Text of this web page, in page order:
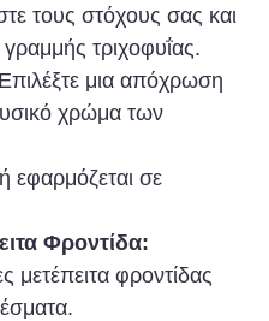
τους στόχους σας και
τριχοφυΐας.
Επιλέξτε μια απόχρωση
χρώμα των
εφαρμόζεται σε
Φροντίδα:
μετέπειτα φροντίδας